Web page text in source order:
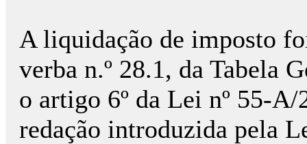
A liquidação de imposto
verba n.º 28.1, da Tabela
o artigo 6º da Lei nº 55-
redação introduzida pela